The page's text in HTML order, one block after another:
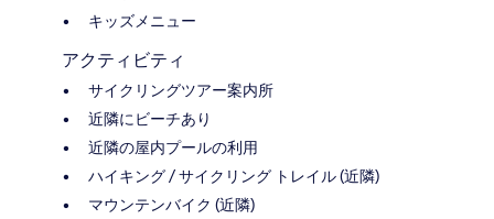
キッズメニュー
アクティビティ
サイクリングツアー案内所
近隣にビーチあり
近隣の屋内プールの利用
ハイキング / サイクリング トレイル (近隣)
マウンテンバイク (近隣)